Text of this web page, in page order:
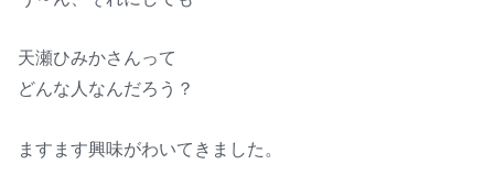
天瀬ひみかさんって
どんな人なんだろう？
ますます興味がわいてきました。